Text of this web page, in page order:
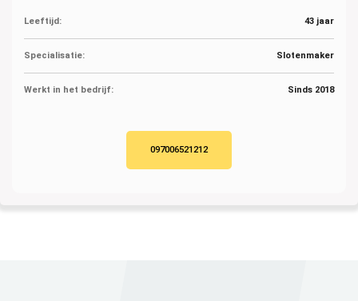
Leeftijd: 43 jaar
Specialisatie: Slotenmaker
Werkt in het bedrijf: Sinds 2018
097006521212